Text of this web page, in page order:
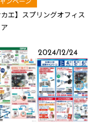
カエ】スプリングオフィス
2024/12/24